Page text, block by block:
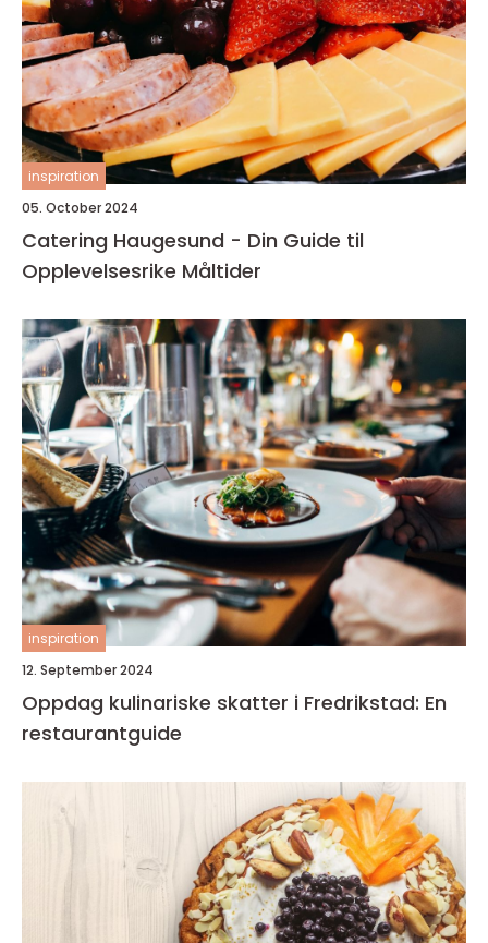
inspiration
05. October 2024
Catering Haugesund - Din Guide til
Opplevelsesrike Måltider
inspiration
12. September 2024
Oppdag kulinariske skatter i Fredrikstad: En
restaurantguide